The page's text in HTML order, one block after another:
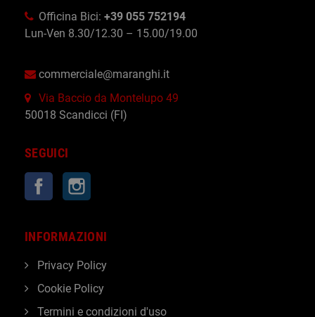
Officina Bici: +39 055 752194
Lun-Ven 8.30/12.30 – 15.00/19.00
commerciale@maranghi.it
Via Baccio da Montelupo 49
50018 Scandicci (FI)
SEGUICI
Facebook
INFORMAZIONI
Privacy Policy
Cookie Policy
Termini e condizioni d'uso